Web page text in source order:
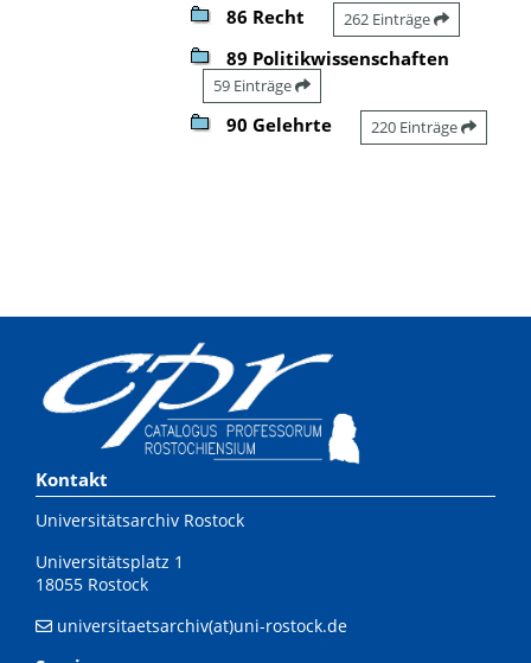
86 Recht 262 Einträge
89 Politikwissenschaften
59 Einträge
90 Gelehrte 220 Einträge
Kontakt
Universitätsarchiv Rostock
Universitätsplatz 1
18055 Rostock
universitaetsarchiv(at)uni-rostock.de